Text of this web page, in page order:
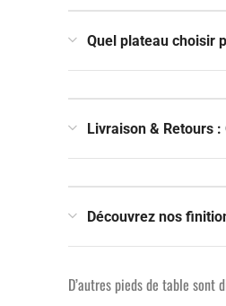
Quel plateau choisir
Livraison & Retours :
Découvrez nos
D’autres pieds de table sont